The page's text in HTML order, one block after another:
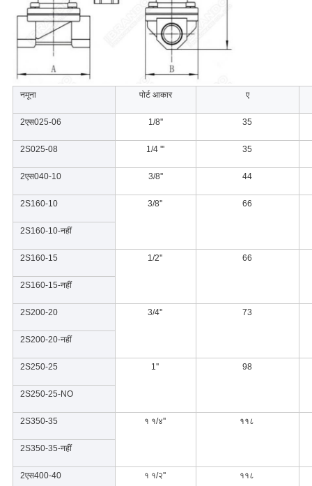
नमूना पोर्ट आकार ए
2एस025-06 1/8'' 35
2S025-08 1/4 ''' 35
2एस040-10 3/8'' 44
2S160-10 3/8'' 66
2S160-10-नहीं
2S160-15 1/2'' 66
2S160-15-नहीं
2S200-20 3/4'' 73
2S200-20-नहीं
2S250-25 1'' 98
2S250-25-NO
2S350-35 १ १/४'' ११८
2S350-35-नहीं
2एस400-40 १ १/२'' ११८